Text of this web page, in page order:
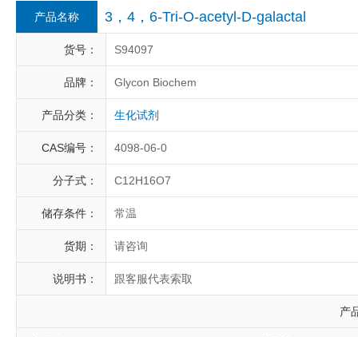
Berry & Associates
LGC Maine Standards
Abbexa AbD Serotec
产品名称 3，4，6-Tri-O-acetyl-D-galactal
货号： S94097
品牌： Glycon Biochem
产品分类： 生化试剂
CAS编号： 4098-06-0
分子式： C12H16O7
储存条件： 常温
货期： 请咨询
说明书： 跟客服代表索取
产